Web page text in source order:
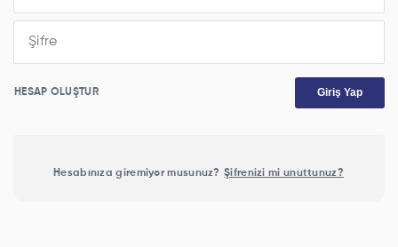
HESAP OLUŞTUR Giriş Yap
Hesabınıza giremiyor musunuz? Şifrenizi mi unuttunuz?